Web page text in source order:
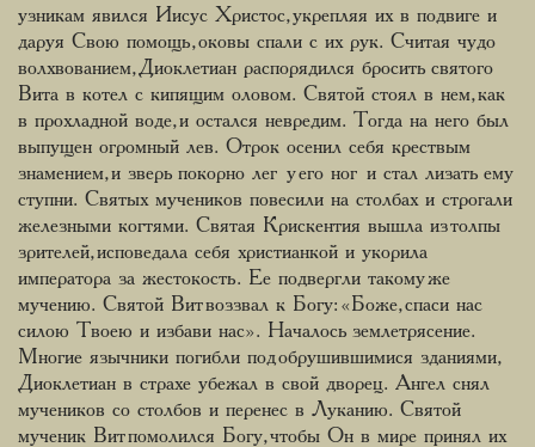
узникам явился Иисус Христос, укрепляя их в подвиге и
даруя Свою помощь, оковы спали с их рук. Считая чудо
волхвованием, Диоклетиан распорядился бросить святого
Вита в котел с кипящим оловом. Святой стоял в нем, как
в прохладной воде, и остался невредим. Тогда на него был
выпущен огромный лев. Отрок осенил себя крествым
знамением, и зверь покорно лег у его ног и стал лизать ему
ступни. Святых мучеников повесили на столбах и строгали
железными когтями. Святая Крискентия вышла из толпы
зрителей, исповедала себя христианкой и укорила
императора за жестокость. Ее подвергли такому же
мучению. Святой Вит воззвал к Богу: «Боже, спаси нас
силою Твоею и избави нас». Началось землетрясение.
Многие язычники погибли под обрушившимися зданиями,
Диоклетиан в страхе убежал в свой дворец. Ангел снял
мучеников со столбов и перенес в Луканию. Святой
мученик Вит помолился Богу, чтобы Он в мире принял их